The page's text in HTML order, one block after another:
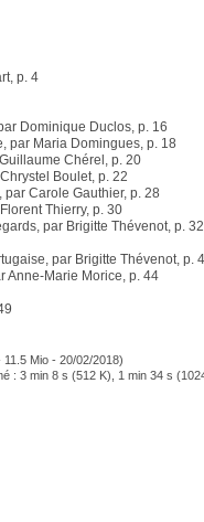
p. 4
Dominique Duclos, p. 16
par Maria Domingues, p. 18
Chérel, p. 20
Boulet, p. 22
Carole Gauthier, p. 28
Thierry, p. 30
par Brigitte Thévenot, p. 32
par Brigitte Thévenot, p.
Anne-Marie Morice, p. 44
Mio - 20/02/2018)
: 3 min 8 s (512 K), 1 min 34 s